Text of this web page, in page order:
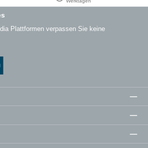
Plattformen verpassen Sie keine